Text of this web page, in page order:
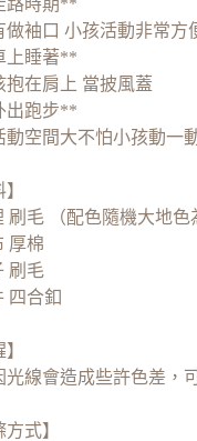
路時期**
做袖口 小孩活動非常方
上睡著**
抱在肩上 當披風蓋
出跑步**
動空間大不怕小孩動一
刷毛 （配色隨機大地色
厚棉
刷毛
四合釦
光線會造成些許色差，
方式】